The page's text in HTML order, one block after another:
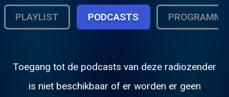
PLAYLIST PODCASTS PROGRAMMA
Toegang tot de podcasts van deze radiozender
is niet beschikbaar of er worden er geen